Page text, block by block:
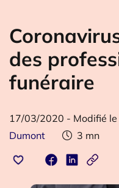
des
funéraire
17/03/2020 - Modifié
Dumont
3 mn